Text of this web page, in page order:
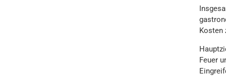
Kosten
Feuer